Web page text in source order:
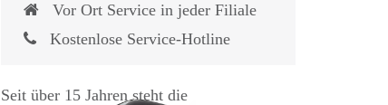
Vor Ort Service in jeder Filiale
Kostenlose Service-Hotline
Seit über 15 Jahren steht die